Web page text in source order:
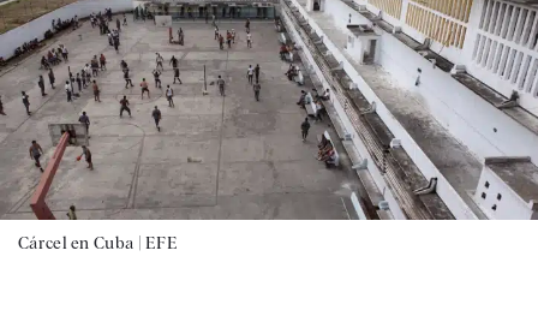
Cárcel en Cuba |EFE